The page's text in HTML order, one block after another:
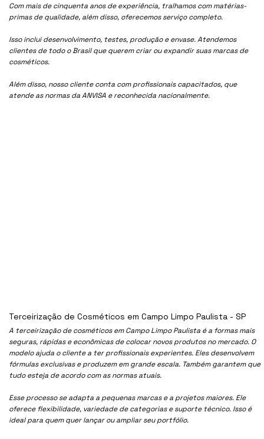
Com mais de cinquenta anos de experiência, tralhamos com matérias-
primas de qualidade, além disso, oferecemos serviço completo.
Isso inclui desenvolvimento, testes, produção e envase. Atendemos
clientes de todo o Brasil que querem criar ou expandir suas marcas de
cosméticos.
Além disso, nosso cliente conta com profissionais capacitados, que
atende as normas da ANVISA e reconhecida nacionalmente.
A terceirização de cosméticos em Campo Limpo Paulista é a formas mais
seguras, rápidas e econômicas de colocar novos produtos no mercado. O
modelo ajuda o cliente a ter profissionais experientes. Eles desenvolvem
fórmulas exclusivas e produzem em grande escala. Também garantem que
tudo esteja de acordo com as normas atuais.
Esse processo se adapta a pequenas marcas e a projetos maiores. Ele
oferece flexibilidade, variedade de categorias e suporte técnico. Isso é
ideal para quem quer lançar ou ampliar seu portfólio.
Terceirização de Cosméticos em Campo Limpo Paulista - SP